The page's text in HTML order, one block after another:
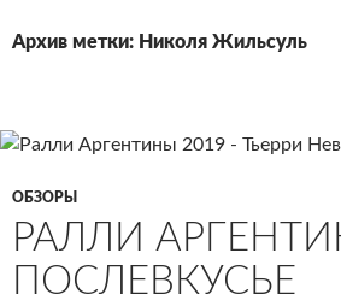
Архив метки: Николя Жильсуль
ОБЗОРЫ
РАЛЛИ
ПОСЛЕВКУСЬЕ